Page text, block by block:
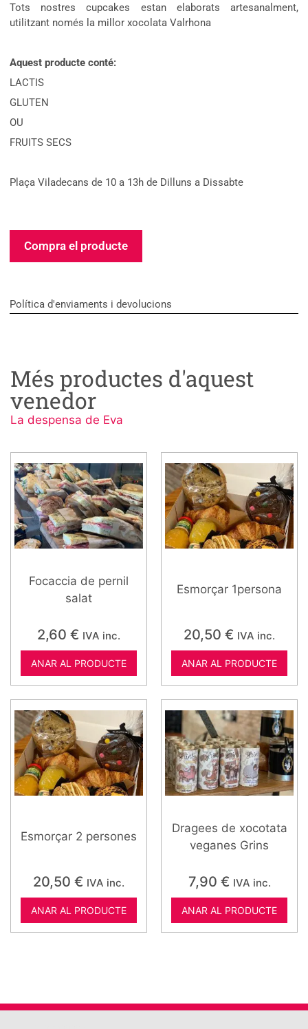
Tots nostres cupcakes estan elaborats artesanalment,
utilitzant només la millor xocolata Valrhona
Aquest producte conté:
LACTIS
GLUTEN
OU
FRUITS SECS
Plaça Viladecans de 10 a 13h de Dilluns a Dissabte
Compra el producte
Política d'enviaments i devolucions
Més productes d'aquest
venedor
La despensa de Eva
Focaccia de pernil
salat
2,60 € IVA inc.
ANAR AL PRODUCTE
Esmorçar 1persona
20,50 € IVA inc.
ANAR AL PRODUCTE
Esmorçar 2 persones
20,50 € IVA inc.
ANAR AL PRODUCTE
Dragees de xocotata
veganes Grins
7,90 € IVA inc.
ANAR AL PRODUCTE